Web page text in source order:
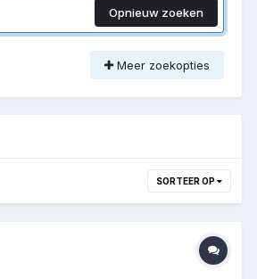
Opnieuw zoeken
Meer zoekopties
SORTEER OP